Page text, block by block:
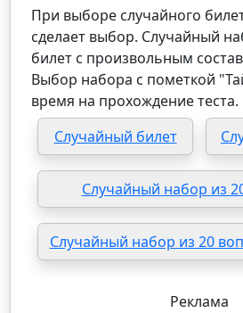
При выборе случайного
сделает выбор. Случайный
билет с произвольным
Выбор набора с пометкой
время на прохождение теста.
Случайный билет
Случайный набор из
Случайный набор из 20
Реклама